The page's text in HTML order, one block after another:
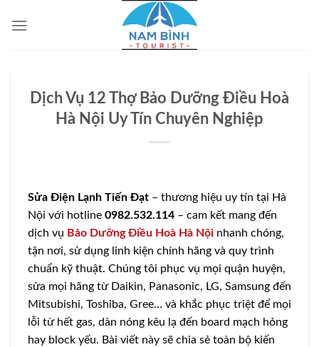
qua
Dịch Vụ 12 Thợ Bảo Dưỡng Điều Hoà
Hà Nội Uy Tín Chuyên Nghiệp
Sửa Điện Lạnh Tiến Đạt – thương hiệu uy tín tại Hà
Nội với hotline 0982.532.114 – cam kết mang đến
dịch vụ Bảo Dưỡng Điều Hoà Hà Nội nhanh chóng,
tận nơi, sử dụng linh kiện chính hãng và quy trình
chuẩn kỹ thuật. Chúng tôi phục vụ mọi quận huyện,
sửa mọi hãng từ Daikin, Panasonic, LG, Samsung đến
Mitsubishi, Toshiba, Gree… và khắc phục triệt để mọi
lỗi từ hết gas, dàn nóng kêu lạ đến board mạch hỏng
hay block yếu. Bài viết này sẽ chia sẻ toàn bộ kiến